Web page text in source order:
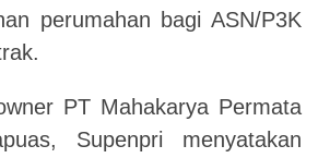
perumahan bagi ASN/P3K
PT Mahakarya Permata
Supenpri menyatakan